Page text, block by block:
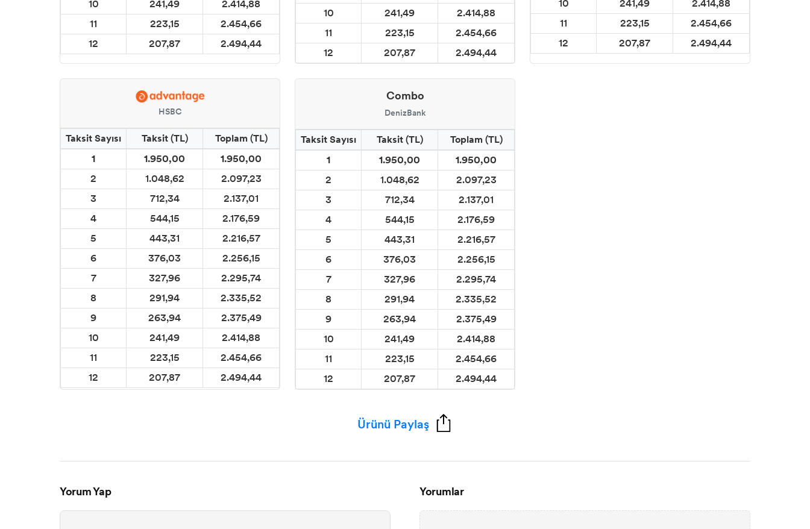
10
241,49
2.414,88
11
223,15
2.454,66
12
207,87 2.494,44
10
241,49
2.414,88
11
223,15
2.454,66
12
207,87 2.494,44
10
241,49
2.414,88
11
223,15
2.454,66
12
207,87 2.494,44
HSBC
Taksit Sayısı Taksit (TL)
Toplam (TL)
1
1.950,00
1.950,00
2
1.048,62
2.097,23
3
712,34
2.137,01
4
544,15
2.176,59
5
443,31
2.216,57
6
376,03
2.256,15
7
327,96
2.295,74
8
291,94
2.335,52
9
263,94
2.375,49
10
241,49
2.414,88
11
223,15
2.454,66
12
207,87 2.494,44
Combo
DenizBank
Taksit Sayısı Taksit (TL)
Toplam (TL)
1
1.950,00
1.950,00
2
1.048,62
2.097,23
3
712,34
2.137,01
4
544,15
2.176,59
5
443,31
2.216,57
6
376,03
2.256,15
7
327,96
2.295,74
8
291,94
2.335,52
9
263,94
2.375,49
10
241,49
2.414,88
11
223,15
2.454,66
12
207,87 2.494,44
Ürünü Paylaş
Yorum Yap Yorumlar